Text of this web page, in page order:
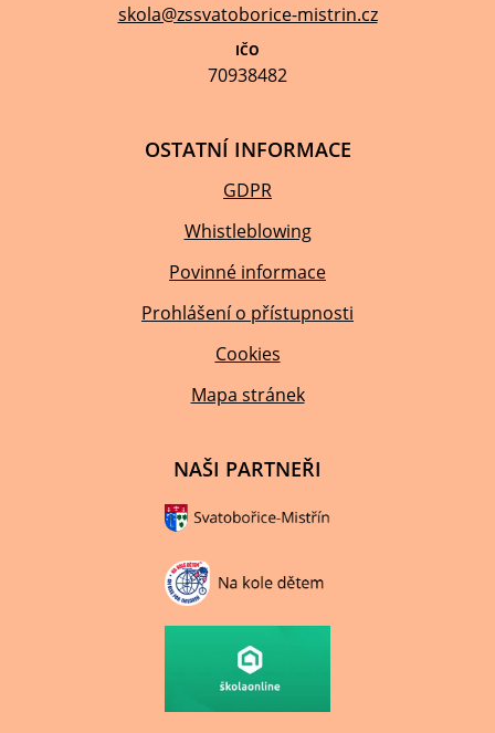
skola@zssvatoborice-mistrin.cz
IČO
70938482
OSTATNÍ INFORMACE
GDPR
Whistleblowing
Povinné informace
Prohlášení o přístupnosti
Cookies
Mapa stránek
NAŠI PARTNEŘI